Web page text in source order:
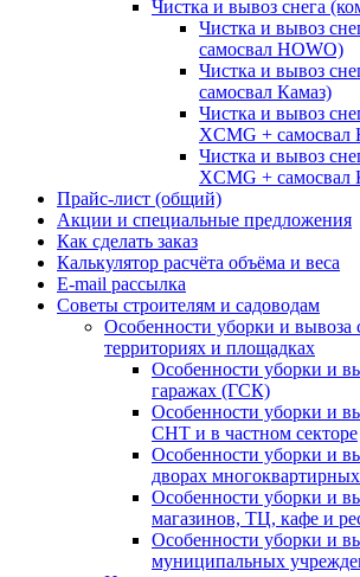
Чистка и вывоз снега
Чистка и вывоз
самосвал HOWO)
Чистка и вывоз
самосвал Камаз)
Чистка и вывоз
XCMG + самосвал
Чистка и вывоз
XCMG + самосвал
Прайс-лист (общий)
Акции и специальные предложения
Как сделать заказ
Калькулятор расчёта объёма и веса
E-mail рассылка
Советы строителям и садоводам
Особенности уборки и вывоза
территориях и площадках
Особенности уборки и
гаражах (ГСК)
Особенности уборки и
СНТ и в частном секторе
Особенности уборки и
дворах
Особенности уборки и
магазинов, ТЦ, кафе и
Особенности уборки и
муниципальных